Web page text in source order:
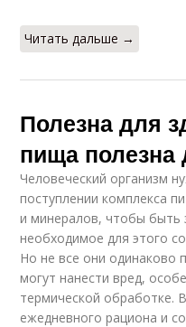
Читать дальше →
Полезна для
пища полезна
Человеческий организм
поступлении комплекса
и минералов, чтобы
необходимое для этого
Но не все они одинаково
могут нанести вред,
термической обработке.
ежедневного рациона и